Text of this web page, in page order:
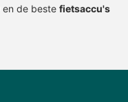
en de beste fietsaccu's